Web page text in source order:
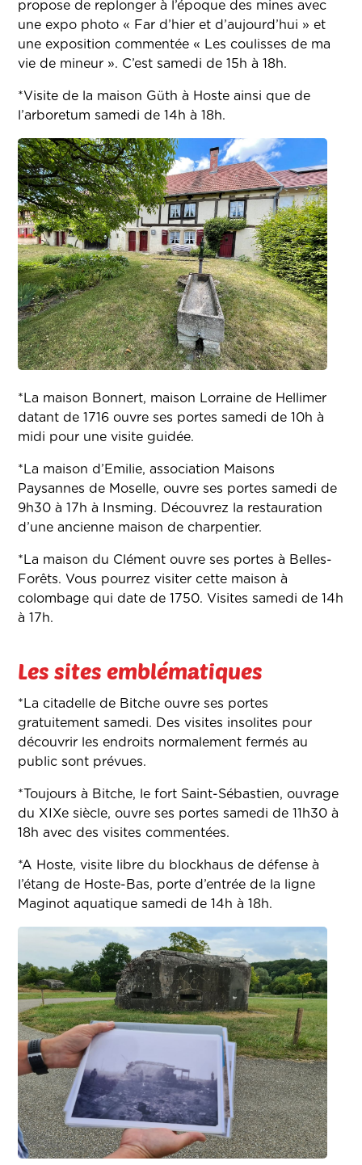
propose de replonger à l’époque des mines avec
une expo photo « Far d’hier et d’aujourd’hui » et
une exposition commentée « Les coulisses de ma
vie de mineur ». C’est samedi de 15h à 18h.
*Visite de la maison Güth à Hoste ainsi que de
l’arboretum samedi de 14h à 18h.
*La maison Bonnert, maison Lorraine de Hellimer
datant de 1716 ouvre ses portes samedi de 10h à
midi pour une visite guidée.
*La maison d’Emilie, association Maisons
Paysannes de Moselle, ouvre ses portes samedi de
9h30 à 17h à Insming. Découvrez la restauration
d’une ancienne maison de charpentier.
*La maison du Clément ouvre ses portes à Belles-
Forêts. Vous pourrez visiter cette maison à
colombage qui date de 1750. Visites samedi de 14h
à 17h.
Les sites emblématiques
*La citadelle de Bitche ouvre ses portes
gratuitement samedi. Des visites insolites pour
découvrir les endroits normalement fermés au
public sont prévues.
*Toujours à Bitche, le fort Saint-Sébastien, ouvrage
du XIXe siècle, ouvre ses portes samedi de 11h30 à
18h avec des visites commentées.
*A Hoste, visite libre du blockhaus de défense à
l’étang de Hoste-Bas, porte d’entrée de la ligne
Maginot aquatique samedi de 14h à 18h.